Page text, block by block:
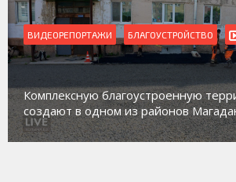
ВИДЕОРЕПОРТАЖИ БЛАГОУСТРОЙСТВО
Комплексную благоустроенную
создают в одном из районов